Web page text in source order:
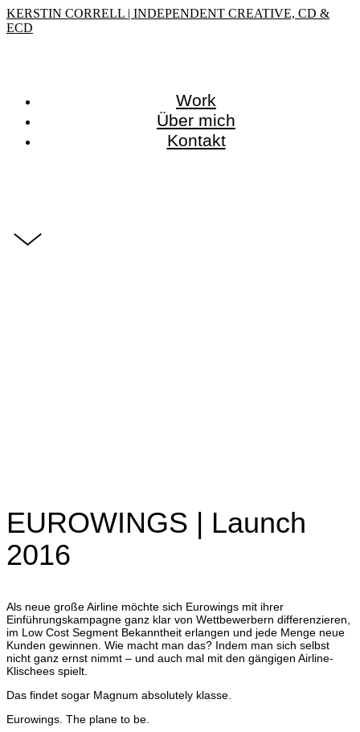
KERSTIN CORRELL | INDEPENDENT CREATIVE, CD &
ECD
Work
Über mich
Kontakt
EUROWINGS | Launch
2016
Als neue große Airline möchte sich Eurowings mit ihrer
Einführungskampagne ganz klar von Wettbewerbern differenzieren,
im Low Cost Segment Bekanntheit erlangen und jede Menge neue
Kunden gewinnen. Wie macht man das? Indem man sich selbst
nicht ganz ernst nimmt – und auch mal mit den gängigen Airline-
Klischees spielt.
Das findet sogar Magnum absolutely klasse.
Eurowings. The plane to be.